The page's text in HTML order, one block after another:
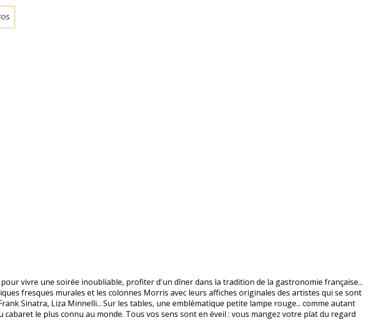
vivre une soirée inoubliable, profiter d'un dîner dans la tradition de la gastronomie française...
fresques murales et les colonnes Morris avec leurs affiches originales des artistes qui se sont
Sinatra, Liza Minnelli... Sur les tables, une emblématique petite lampe rouge... comme autant
le plus connu au monde. Tous vos sens sont en éveil : vous mangez votre plat du regard